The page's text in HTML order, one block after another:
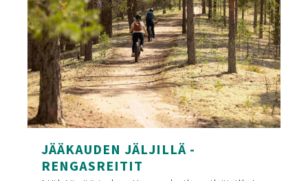
JÄÄKAUDEN JÄLJILLÄ -
RENGASREITIT